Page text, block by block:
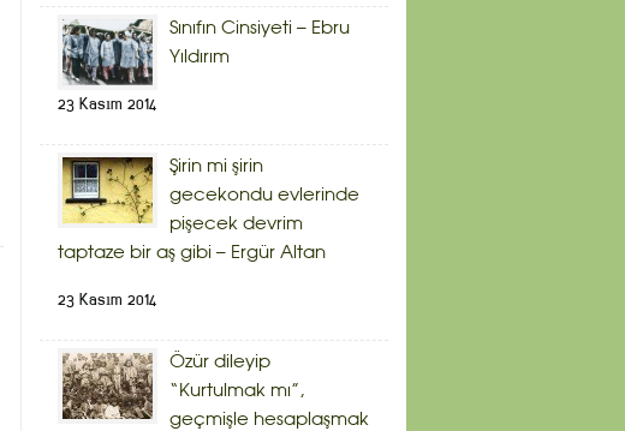
Sınıfın Cinsiyeti – Ebru
Yıldırım
23 Kasım 2014
Şirin mi şirin
gecekondu evlerinde
pişecek devrim
taptaze bir aş gibi – Ergür Altan
23 Kasım 2014
Özür dileyip
“Kurtulmak mı”,
geçmişle hesaplaşmak